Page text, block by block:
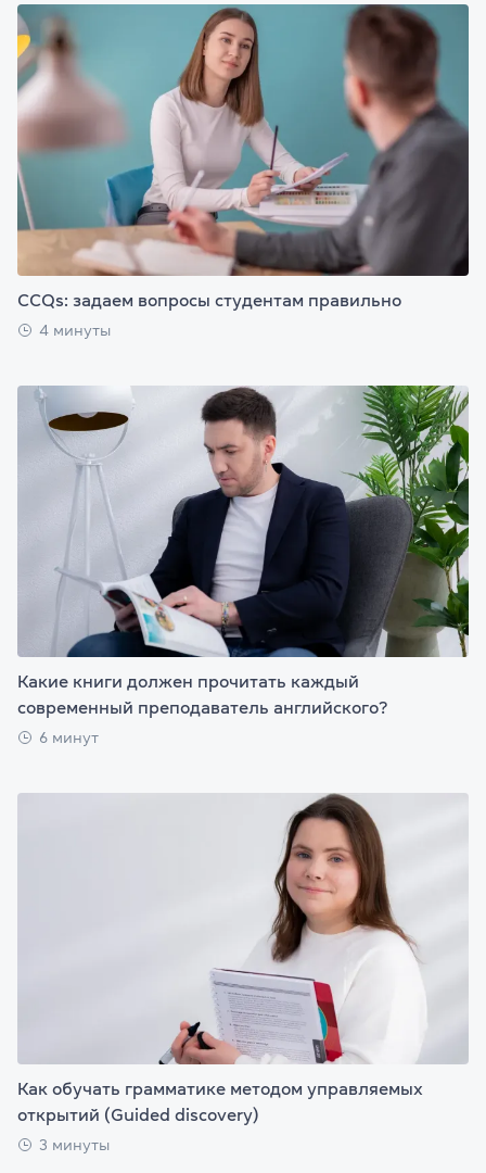
CCQs: задаем вопросы студентам правильно
4 минуты
Какие книги должен прочитать каждый
современный преподаватель английского?
6 минут
Как обучать грамматике методом управляемых
открытий (Guided discovery)
3 минуты